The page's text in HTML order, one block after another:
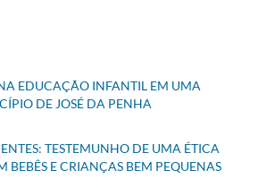
EDUCAÇÃO INFANTIL EM UMA
DE JOSÉ DA PENHA
TESTEMUNHO DE UMA ÉTICA
BEBÊS E CRIANÇAS BEM PEQUENAS